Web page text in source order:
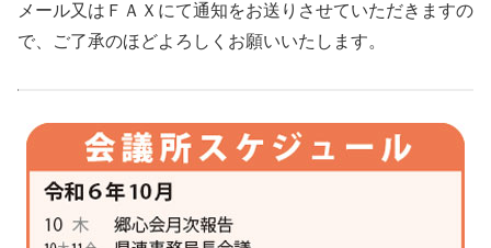
メール又はＦＡＸにて通知をお送りさせていただきますの
で、ご了承のほどよろしくお願いいたします。